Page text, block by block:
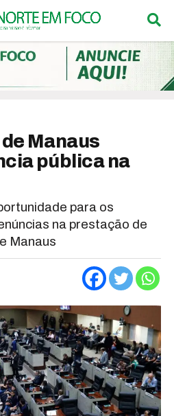
Manaus
pública na
para os
na prestação de
Manaus